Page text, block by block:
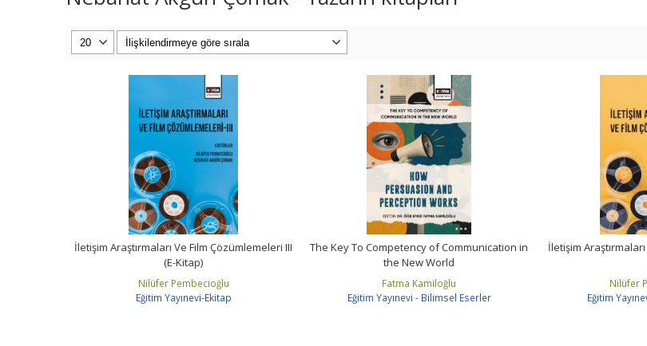
İletişim Araştırmaları Ve Film Çözümlemeleri III
(E-Kitap)
Nilüfer Pembecioğlu
Eğitim Yayınevi-Ekitap
The Key To Competency of Communication in
the New World
Fatma Kamiloğlu
Eğitim Yayınevi - Bilimsel Eserler
İletişim
Nilüfer
Eğitim